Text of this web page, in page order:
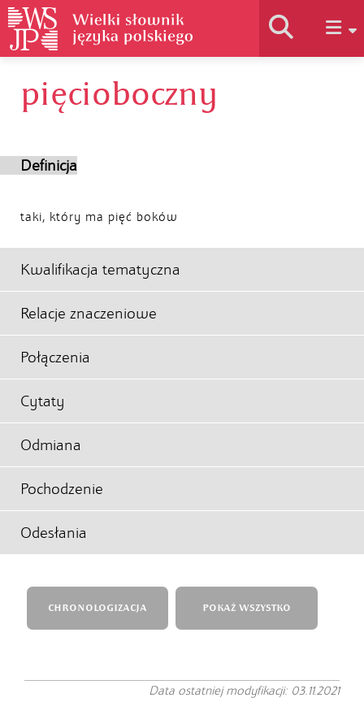
Historia słownika
pięcioboczny
Definicja
taki, który ma pięć boków
Kwalifikacja tematyczna
Relacje znaczeniowe
Połączenia
Cytaty
Odmiana
Pochodzenie
Odesłania
CHRONOLOGIZACJA POKAŻ WSZYSTKO
Data ostatniej modyfikacji: 03.11.2021